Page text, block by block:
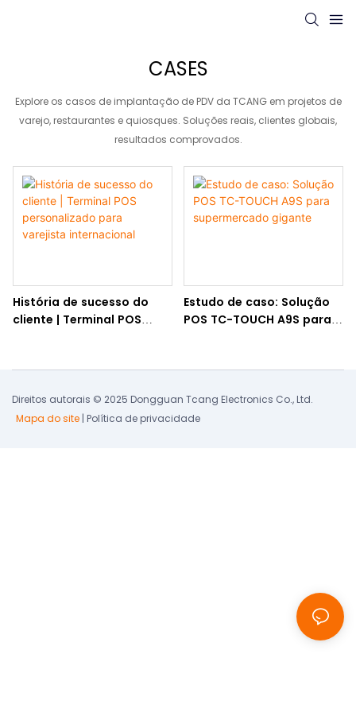
CASES
Explore os casos de implantação de PDV da TCANG em projetos de
varejo, restaurantes e quiosques. Soluções reais, clientes globais,
resultados comprovados.
História de sucesso do
cliente | Terminal POS
Estudo de caso: Solução
POS TC-TOUCH A9S para
Direitos autorais © 2025 Dongguan Tcang Electronics Co., Ltd.
Mapa do site | Política de privacidade